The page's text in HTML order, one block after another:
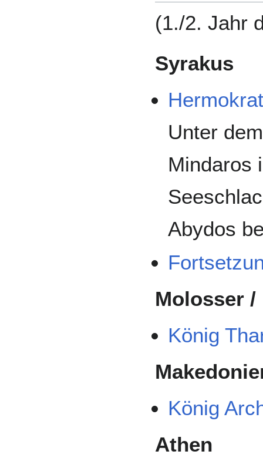
(1./2. Jahr
Syrakus
Unter
Mindaros
Abydos
Molosser /
König
König
Athen